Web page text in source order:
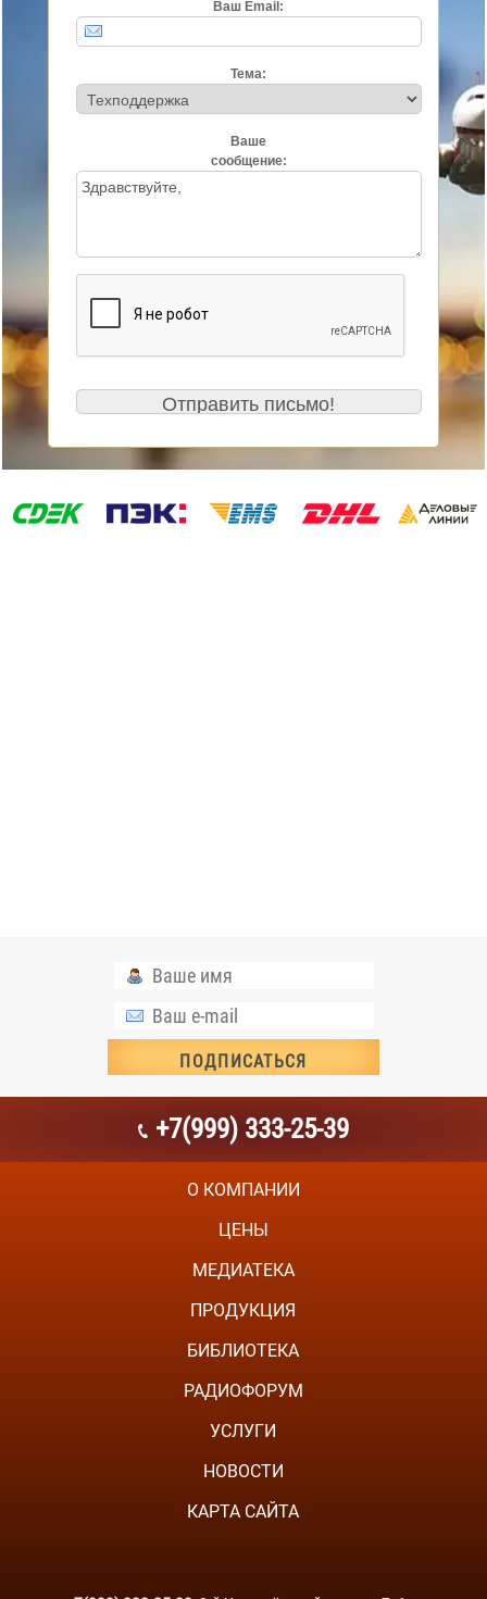
Ваш Email:
Тема:
Ваше
сообщение:
+7(999) 333-25-39
О КОМПАНИИ
ЦЕНЫ
МЕДИАТЕКА
ПРОДУКЦИЯ
БИБЛИОТЕКА
РАДИОФОРУМ
УСЛУГИ
НОВОСТИ
КАРТА САЙТА